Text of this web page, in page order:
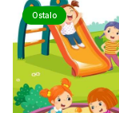
Ostalo